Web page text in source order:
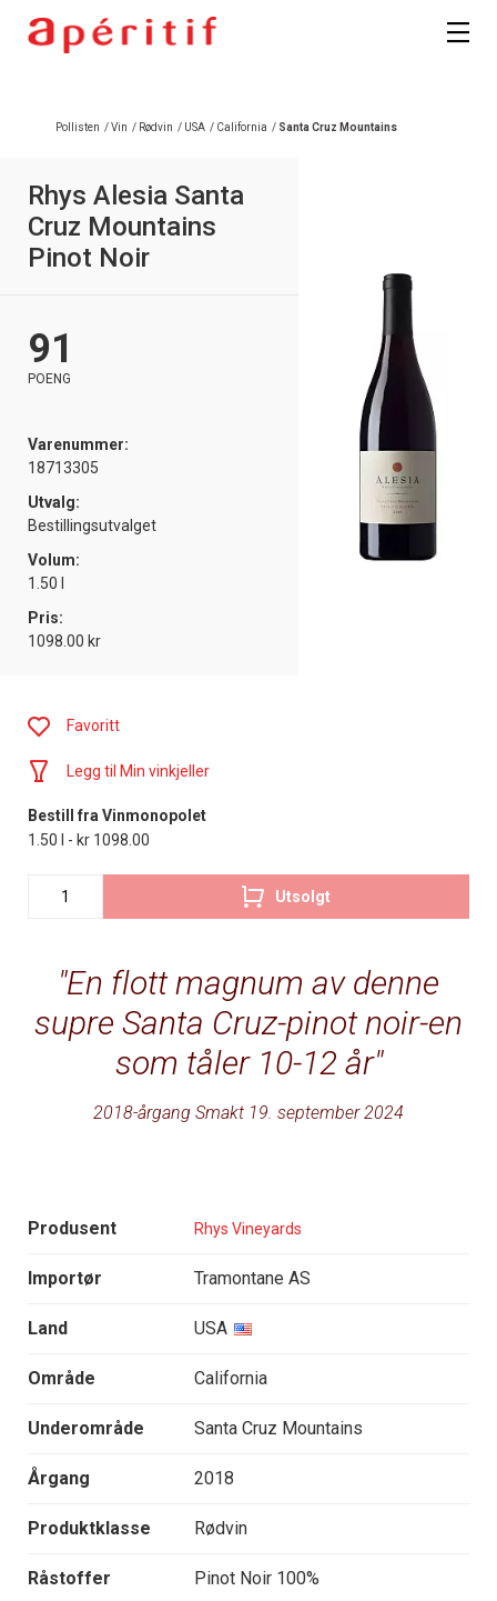
Pollisten /Vin / Rødvin / USA / California / Santa Cruz Mountains
Rhys Alesia Santa
Cruz Mountains
Pinot Noir
91
POENG
Varenummer:
18713305
Utvalg:
Bestillingsutvalget
Volum:
1.50 l
Pris:
1098.00 kr
En flott magnum av denne
supre Santa Cruz-pinot noir-en
som tåler 10-12 år
2018-årgang Smakt 19. september 2024
Produsent Rhys Vineyards
Importør Tramontane AS
Land USA
Område California
Underområde Santa Cruz Mountains
Årgang 2018
Produktklasse Rødvin
Råstoffer Pinot Noir 100%
Favoritt
Legg til Min vinkjeller
Bestill fra Vinmonopolet
1.50 l - kr 1098.00
Utsolgt